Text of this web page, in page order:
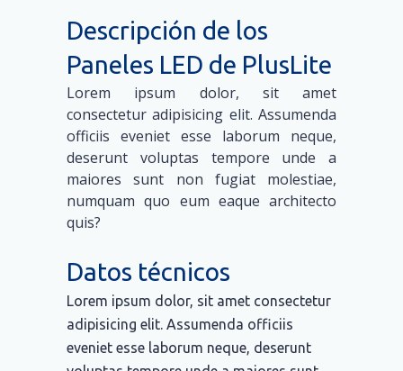
Descripción de los
Paneles LED de PlusLite
Lorem ipsum dolor, sit amet
consectetur adipisicing elit. Assumenda
officiis eveniet esse laborum neque,
deserunt voluptas tempore unde a
maiores sunt non fugiat molestiae,
numquam quo eum eaque architecto
quis?
Datos técnicos
Lorem ipsum dolor, sit amet consectetur
adipisicing elit. Assumenda officiis
eveniet esse laborum neque, deserunt